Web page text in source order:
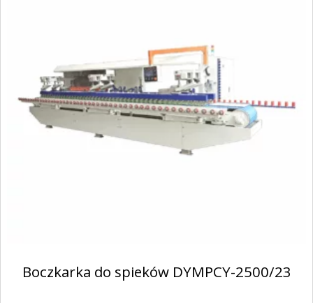
Boczkarka do spieków DYMPCY-2500/23